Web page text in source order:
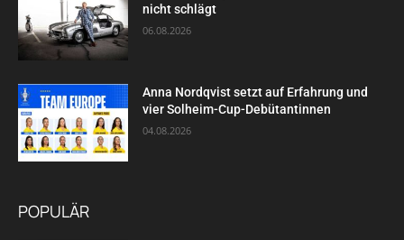
nicht schlägt
06.08.2026
Anna Nordqvist setzt auf Erfahrung und
vier Solheim-Cup-Debütantinnen
04.08.2026
POPULÄR